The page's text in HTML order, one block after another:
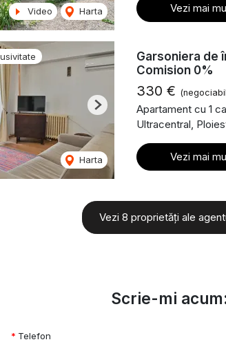
Video Harta Vezi mai
Harta
Next
Garsoniera de
Comision 0%
330 €
Apartament cu 1
Ultracentral,
Vezi mai
Vezi 8 proprietăți ale
Scrie-mi
Telefon